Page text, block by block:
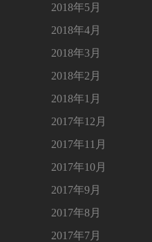
2018年5月
2018年4月
2018年3月
2018年2月
2018年1月
2017年12月
2017年11月
2017年10月
2017年9月
2017年8月
2017年7月